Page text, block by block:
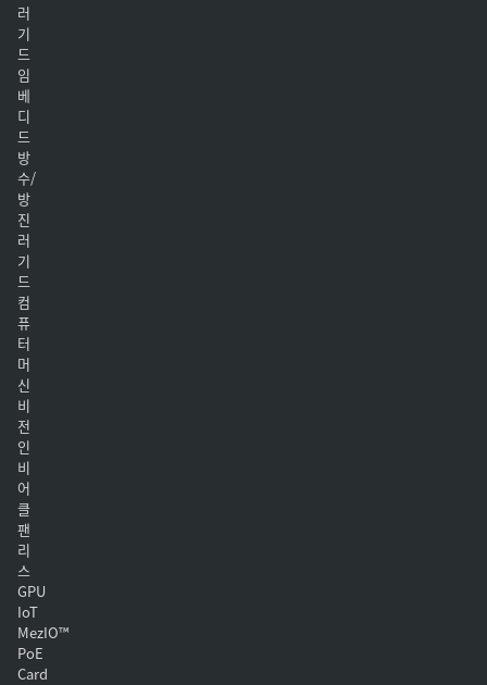
러
기
드
임
베
디
드
방
수/
방
진
러
기
드
컴
퓨
터
머
신
비
전
인
비
어
클
팬
리
스
GPU
IoT
MezIO™
PoE
Card